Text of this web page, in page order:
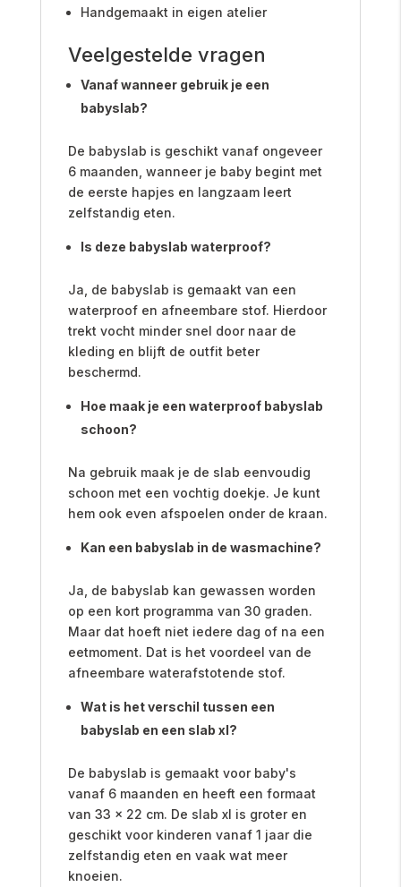
Handgemaakt in eigen atelier
Veelgestelde vragen
Vanaf wanneer gebruik je een
babyslab?
De babyslab is geschikt vanaf ongeveer
6 maanden, wanneer je baby begint met
de eerste hapjes en langzaam leert
zelfstandig eten.
Is deze babyslab waterproof?
Ja, de babyslab is gemaakt van een
waterproof en afneembare stof. Hierdoor
trekt vocht minder snel door naar de
kleding en blijft de outfit beter
beschermd.
Hoe maak je een waterproof babyslab
schoon?
Na gebruik maak je de slab eenvoudig
schoon met een vochtig doekje. Je kunt
hem ook even afspoelen onder de kraan.
Kan een babyslab in de wasmachine?
Ja, de babyslab kan gewassen worden
op een kort programma van 30 graden.
Maar dat hoeft niet iedere dag of na een
eetmoment. Dat is het voordeel van de
afneembare waterafstotende stof.
Wat is het verschil tussen een
babyslab en een slab xl?
De babyslab is gemaakt voor baby's
vanaf 6 maanden en heeft een formaat
van 33 x 22 cm. De slab xl is groter en
geschikt voor kinderen vanaf 1 jaar die
zelfstandig eten en vaak wat meer
knoeien.